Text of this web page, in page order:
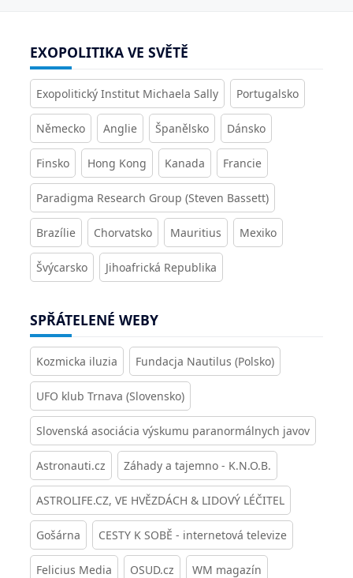
EXOPOLITIKA VE SVĚTĚ
Exopolitický Institut Michaela Sally Portugalsko
Německo Anglie Španělsko Dánsko
Finsko Hong Kong Kanada Francie
Paradigma Research Group (Steven Bassett)
Brazílie Chorvatsko Mauritius Mexiko
Švýcarsko Jihoafrická Republika
SPŘÁTELENÉ WEBY
Kozmicka iluzia Fundacja Nautilus (Polsko)
UFO klub Trnava (Slovensko)
Slovenská asociácia výskumu paranormálnych javov
Astronauti.cz Záhady a tajemno - K.N.O.B.
ASTROLIFE.CZ, VE HVĚZDÁCH & LIDOVÝ LÉČITEL
Gošárna CESTY K SOBĚ - internetová televize
Felicius Media OSUD.cz WM magazín